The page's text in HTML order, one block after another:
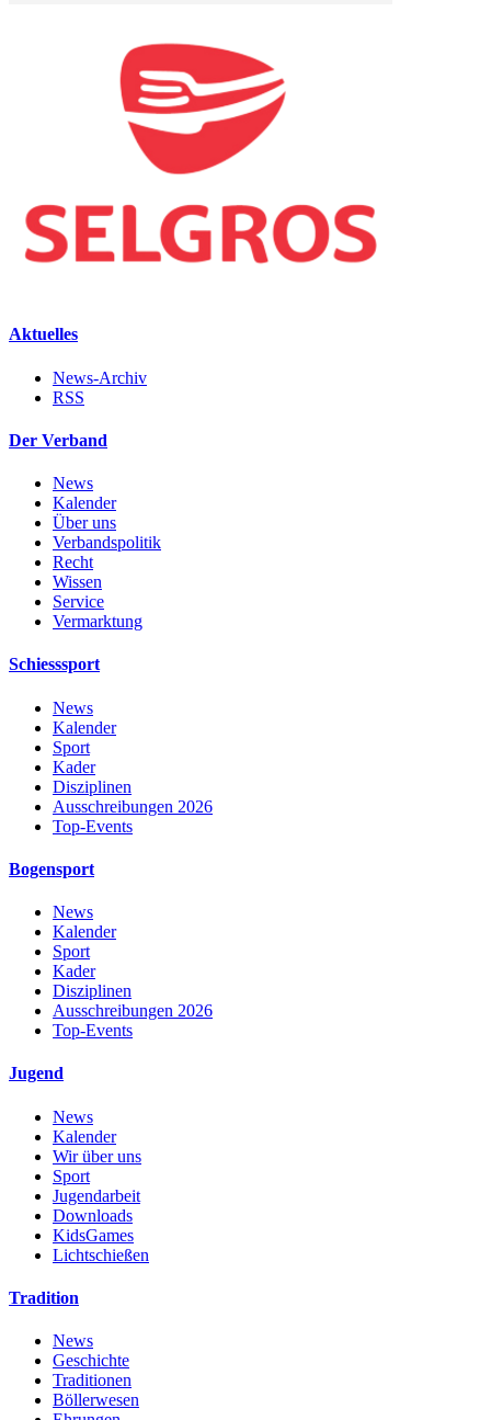
Aktuelles
News-Archiv
RSS
Der Verband
News
Kalender
Über uns
Verbandspolitik
Recht
Wissen
Service
Vermarktung
Schiesssport
News
Kalender
Sport
Kader
Disziplinen
Ausschreibungen 2026
Top-Events
Bogensport
News
Kalender
Sport
Kader
Disziplinen
Ausschreibungen 2026
Top-Events
Jugend
News
Kalender
Wir über uns
Sport
Jugendarbeit
Downloads
KidsGames
Lichtschießen
Tradition
News
Geschichte
Traditionen
Böllerwesen